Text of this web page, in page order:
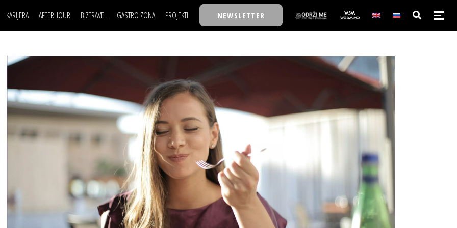
KARIJERA
LJUDI (HR)
USAVRŠAVANJE
KNOW-HOW
AFTERHOUR
STIL
WELLBEING
BIZTRAVEL GASTRO ZONA PROJEKTI
30 ISPOD 30
BACK TO OFFICE/SCHOOL
BIZBENDOVI
BIZKOLEGIJUM
BMW BIZNIS LIGA
BIZLIFE WEEK
IZJAVA GODINE
NEWSLETTER
POSAO
MOJ UGAO
KNOW-HOW
FILM I SCENA
AUTO SVET
WELLBEING
NAJKOLEGA
30 ISPOD 30
BIZBENDOVI
BIZKOLEGIJUM
BMW BIZNIS LIGA
BIZLIFE WEEK
IZJAVA GODINE